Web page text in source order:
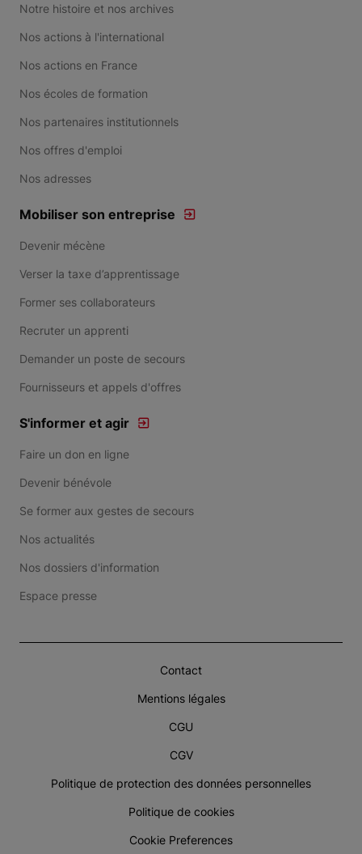
Notre histoire et nos archives
Nos actions à l'international
Nos actions en France
Nos écoles de formation
Nos partenaires institutionnels
Nos offres d'emploi
Nos adresses
Mobiliser son entreprise
Devenir mécène
Verser la taxe d’apprentissage
Former ses collaborateurs
Recruter un apprenti
Demander un poste de secours
Fournisseurs et appels d'offres
S'informer et agir
Faire un don en ligne
Devenir bénévole
Se former aux gestes de secours
Nos actualités
Nos dossiers d'information
Espace presse
Contact
Mentions légales
CGU
CGV
Politique de protection des données personnelles
Politique de cookies
Cookie Preferences